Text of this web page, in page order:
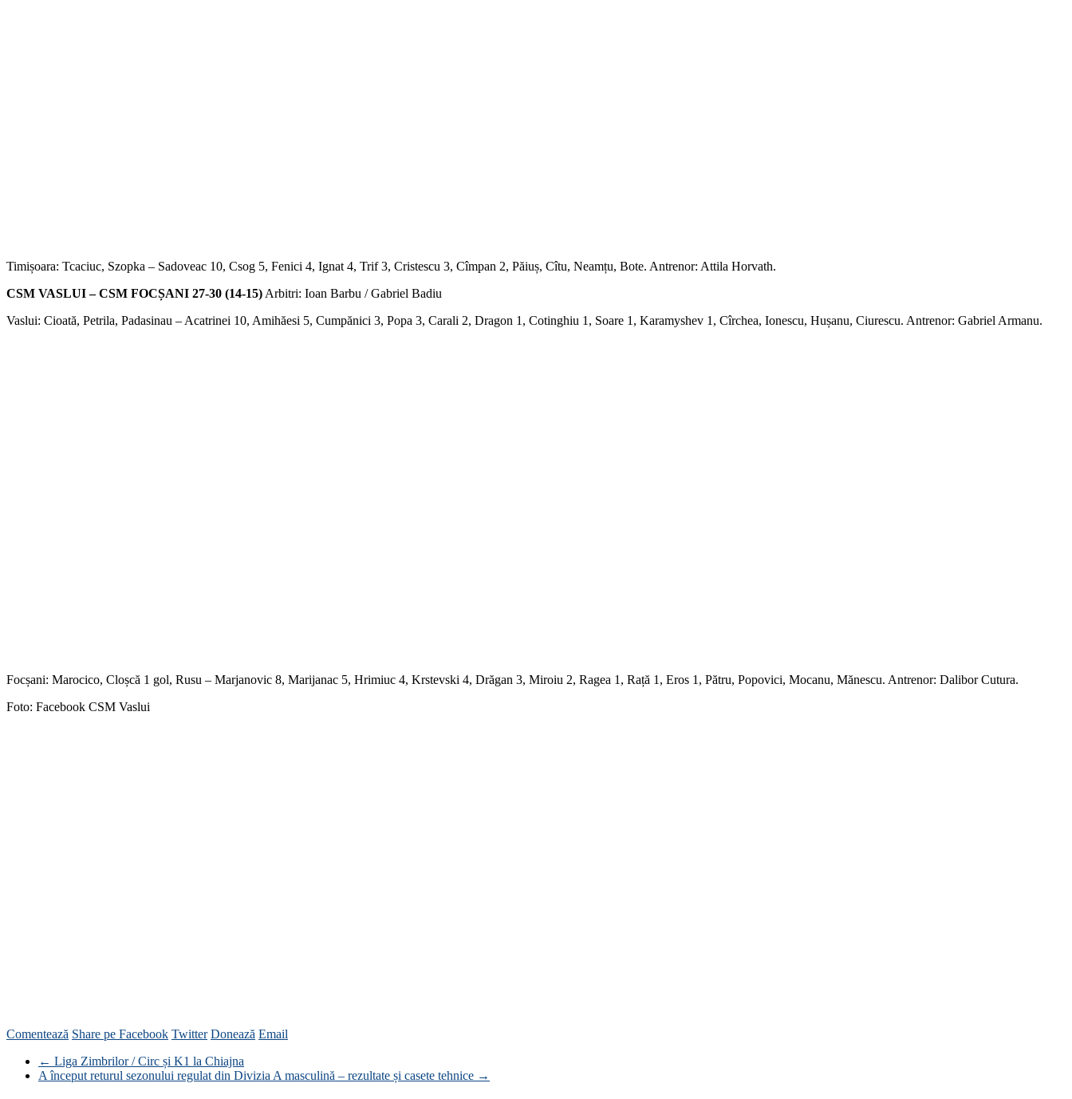
Timișoara: Tcaciuc, Szopka – Sadoveac 10, Csog 5, Fenici 4, Ignat 4, Trif 3, Cristescu 3, Cîmpan 2, Păiuș, Cîtu, Neamțu, Bote. Antrenor: Attila Horvath.
CSM VASLUI – CSM FOCȘANI 27-30 (14-15) Arbitri: Ioan Barbu / Gabriel Badiu
Vaslui: Cioată, Petrila, Padasinau – Acatrinei 10, Amihăesi 5, Cumpănici 3, Popa 3, Carali 2, Dragon 1, Cotinghiu 1, Soare 1, Karamyshev 1, Cîrchea, Ionescu, Hușanu, Ciurescu. Antrenor: Gabriel Armanu.
Focșani: Marocico, Cloșcă 1 gol, Rusu – Marjanovic 8, Marijanac 5, Hrimiuc 4, Krstevski 4, Drăgan 3, Miroiu 2, Ragea 1, Rață 1, Eros 1, Pătru, Popovici, Mocanu, Mănescu. Antrenor: Dalibor Cutura.
Foto: Facebook CSM Vaslui
Comentează Share pe Facebook Twitter Donează Email
← Liga Zimbrilor / Circ și K1 la Chiajna
A început returul sezonului regulat din Divizia A masculină – rezultate și casete tehnice →